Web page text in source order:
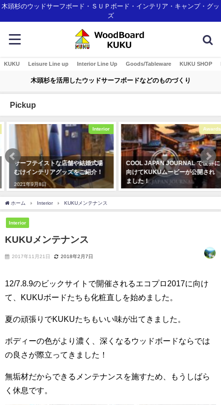
木頭杉のウッドサーフボード・ＳＵＰボード・インテリア・キャンプ・グッ
ズ
KUKU Leisure Line up Interior Line Up Goods/Tableware KUKU SHOP
木頭杉を活用したウッドサーフボードなどのものづくり
Pickup
Interior
サーフテイストな店舗や結婚式場
むけインテリアグッズをご紹介！
2021年9月8日
Awards
COOL JAPAN JOURNAL で世界に
向けてKUKUムービーが公開され
ました！
ホーム Interior KUKUメンテナンス
Interior
KUKUメンテナンス
2017年11月21日 2018年2月7日
12/7.8.9のビックサイトで開催されるエコプロ2017に向け
て、KUKUボードたちも化粧直しを始めました。
夏の頑張りでKUKUたちもいい味が出てきました。
ボディーの色がより濃く、深くなるウッドボードならでは
の良さが際立ってきました！
無垢材だからできるメンテナンスを施すため、もうしばら
く休息です。